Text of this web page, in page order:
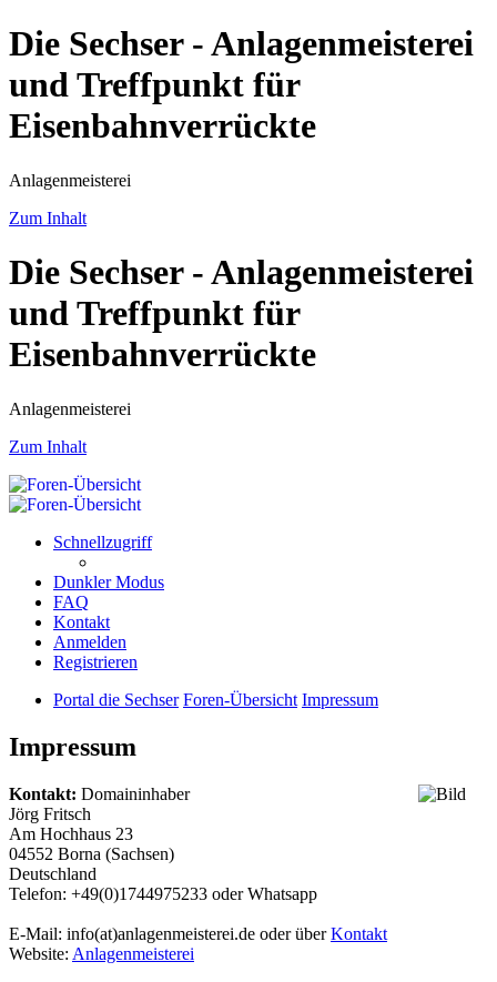
Die Sechser - Anlagenmeisterei
und Treffpunkt für
Eisenbahnverrückte
Anlagenmeisterei
Zum Inhalt
Die Sechser - Anlagenmeisterei
und Treffpunkt für
Eisenbahnverrückte
Anlagenmeisterei
Zum Inhalt
Schnellzugriff
Dunkler Modus
FAQ
Kontakt
Anmelden
Registrieren
Portal die Sechser Foren-Übersicht Impressum
Impressum
Kontakt: Domaininhaber
Jörg Fritsch
Am Hochhaus 23
04552 Borna (Sachsen)
Deutschland
Telefon: +49(0)1744975233 oder Whatsapp
E-Mail: info(at)anlagenmeisterei.de oder überKontakt
Website: Anlagenmeisterei